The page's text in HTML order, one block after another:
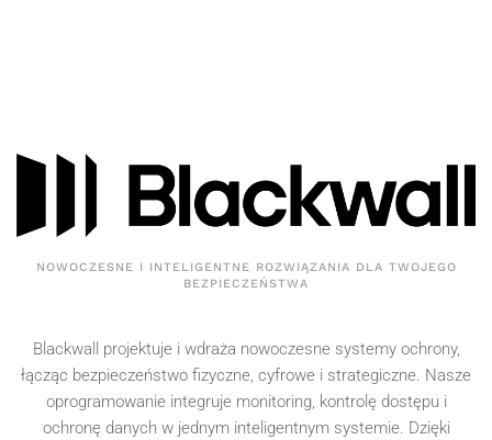
NOWOCZESNE I INTELIGENTNE ROZWIĄZANIA DLA TWOJEGO
BEZPIECZEŃSTWA
Blackwall projektuje i wdraża nowoczesne systemy ochrony,
łącząc bezpieczeństwo fizyczne, cyfrowe i strategiczne. Nasze
oprogramowanie integruje monitoring, kontrolę dostępu i
ochronę danych w jednym inteligentnym systemie. Dzięki